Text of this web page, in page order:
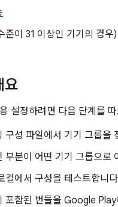
준이 31 이상인 기기의 경우)
요
설정하려면 다음 단계를
구성 파일에서 기기 그룹을
부분이 어떤 기기 그룹으로
컬에서 구성을 테스트합니
포함된 번들을 Google